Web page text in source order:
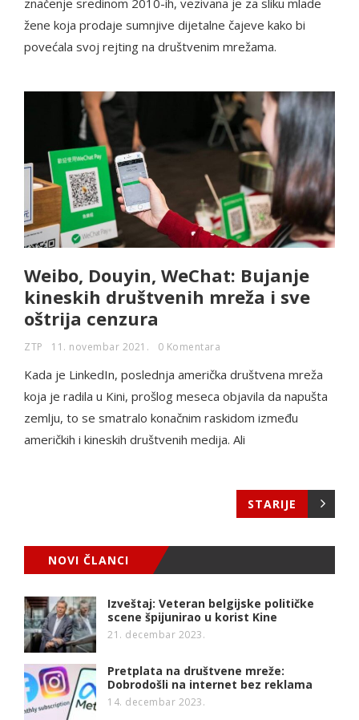
žene koja prodaje sumnjive dijetalne čajeve kako bi
povećala svoj rejting na društvenim mrežama.
Weibo, Douyin, WeChat: Bujanje
kineskih društvenih mreža i sve
oštrija cenzura
ZTP 11. novembar 2021. 0 Komentara
Kada je LinkedIn, poslednja američka društvena mreža
koja je radila u Kini, prošlog meseca objavila da napušta
zemlju, to se smatralo konačnim raskidom između
američkih i kineskih društvenih medija. Ali
STARIJE
NOVI ČLANCI
Izveštaj: Veteran belgijske političke
scene špijunirao u korist Kine
21. decembar 2023.
Pretplata na društvene mreže:
Dobrodošli na internet bez reklama
14. decembar 2023.